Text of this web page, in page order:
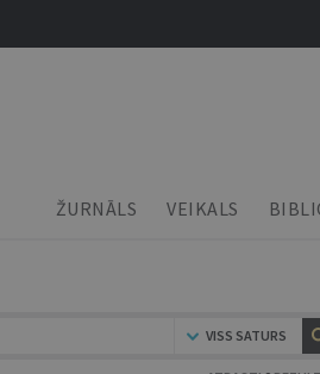
ŽURNĀLS VEIKALS
VISS SATURS